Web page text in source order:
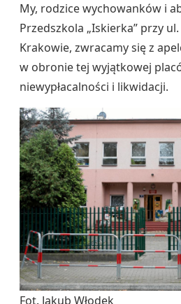
My, rodzice wychowanków i
Przedszkola „Iskierka” przy
Krakowie, zwracamy się z
w obronie tej wyjątkowej
niewypłacalności i likwidacji.
Fot. Jakub Włodek